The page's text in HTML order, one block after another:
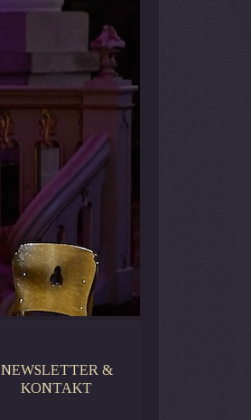
NEWSLETTER &
KONTAKT